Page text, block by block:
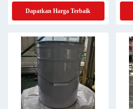
liter dengan tutup
Dapatkan Harga Terbaik